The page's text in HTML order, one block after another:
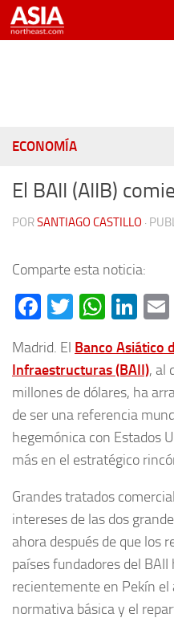
Saltar al contenido
ECONOMÍA
El BAII (AIIB)
PORSANTIAGO CASTILLO ·
Comparte esta noticia:
Facebook
Twitter
Madrid. El Banco Asiático
Infraestructuras (BAII), al
millones de dólares, ha
de ser una referencia
hegemónica con Estados
más en el estratégico
Grandes tratados
intereses de las dos
ahora después de que los
países fundadores del
recientemente en Pekín el
normativa básica y el